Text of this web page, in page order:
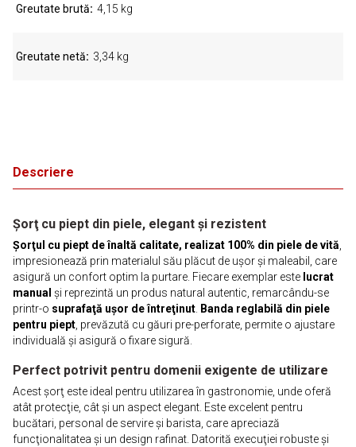
Descriere
Şorţ cu piept din piele, elegant şi rezistent
Şorţul cu piept de înaltă calitate, realizat 100% din piele de vită
impresionează prin materialul său plăcut de uşor şi maleabil, care
asigură un confort optim la purtare. Fiecare exemplar este lucrat
manual şi reprezintă un produs natural autentic, remarcându-se
printr-o suprafaţă uşor de întreţinut Banda reglabilă din piele
pentru piept , prevăzută cu găuri pre-perforate, permite o ajustare
individuală şi asigură o fixare sigură.
Perfect potrivit pentru domenii exigente de utilizare
Acest şorţ este ideal pentru utilizarea în gastronomie, unde oferă
atât protecţie, cât şi un aspect elegant. Este excelent pentru
bucătari, personal de servire şi barista, care apreciază
funcţionalitatea şi un design rafinat. Datorită execuţiei robuste şi
Greutate brută 4,15 kg
Greutate netă 3,34 kg